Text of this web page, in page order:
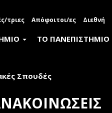
τριες Απόφοιτοι/ες Διεθνή
ΤΟ ΠΑΝΕΠΙΣΤΗΜΙΟ
Σπουδές